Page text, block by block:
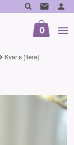
0
Kvarts (flere)